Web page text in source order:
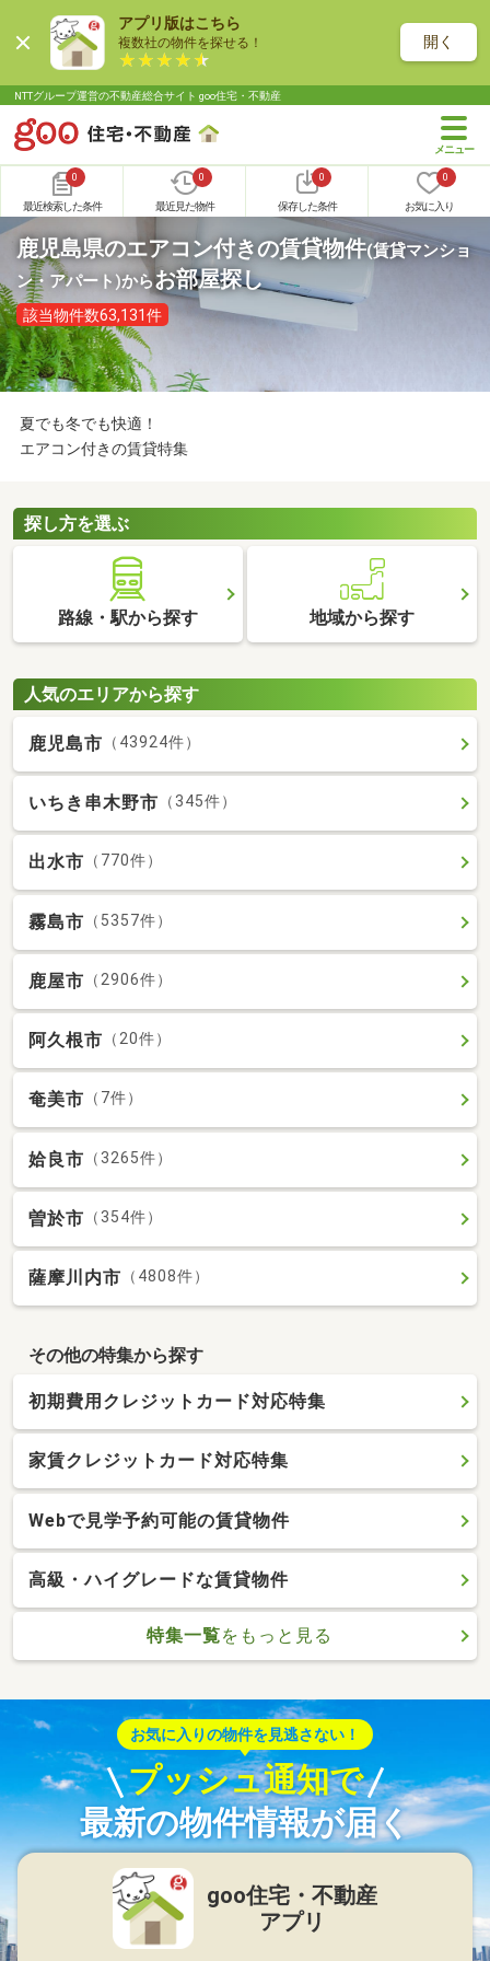
アプリ版はこちら
複数社の物件を探せる！ 開く
NTTグループ運営の不動産総合サイト goo住宅・不動産
0
最近検索した条件
0
最近見た物件
0
保存した条件
0
お気に入り
鹿児島県のエアコン付きの賃貸物件(賃貸マンショ
ン・アパート)からお部屋探し
該当物件数63,131件
夏でも冬でも快適！
エアコン付きの賃貸特集
探し方を選ぶ
路線・駅から探す 地域から探す
人気のエリアから探す
鹿児島市 （43924件）
いちき串木野市 （345件）
出水市 （770件）
霧島市 （5357件）
鹿屋市 （2906件）
阿久根市 （20件）
奄美市 （7件）
姶良市 （3265件）
曽於市 （354件）
薩摩川内市 （4808件）
その他の特集から探す
初期費用クレジットカード対応特集
家賃クレジットカード対応特集
Webで見学予約可能の賃貸物件
高級・ハイグレードな賃貸物件
特集一覧をもっと見る
お気に入りの物件を見逃さない！
プッシュ通知で
最新の物件情報が届く
goo住宅・不動産
アプリ